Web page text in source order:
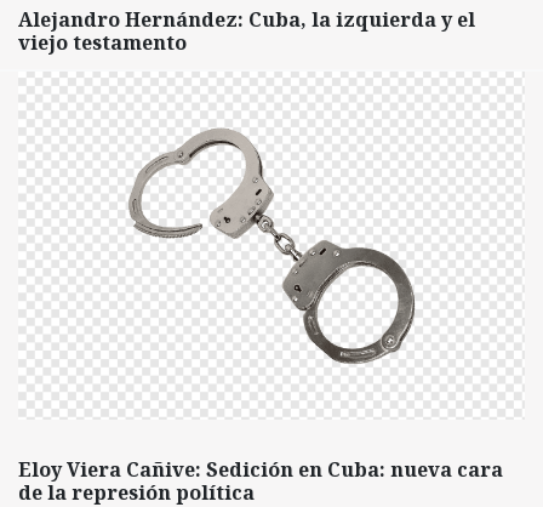
Alejandro Hernández: Cuba, la izquierda y el
viejo testamento
Eloy Viera Cañive: Sedición en Cuba: nueva cara
de la represión política